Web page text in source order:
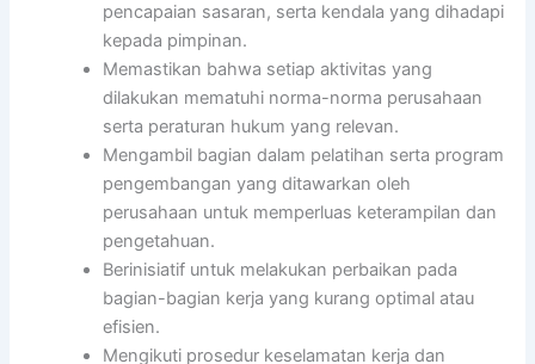
pencapaian sasaran, serta kendala yang dihadapi
kepada pimpinan.
Memastikan bahwa setiap aktivitas yang
dilakukan mematuhi norma-norma perusahaan
serta peraturan hukum yang relevan.
Mengambil bagian dalam pelatihan serta program
pengembangan yang ditawarkan oleh
perusahaan untuk memperluas keterampilan dan
pengetahuan.
Berinisiatif untuk melakukan perbaikan pada
bagian-bagian kerja yang kurang optimal atau
efisien.
Mengikuti prosedur keselamatan kerja dan